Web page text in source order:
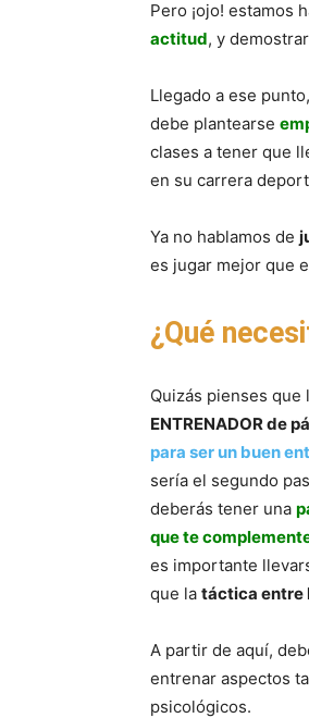
Pero ¡ojo! estamos
actitud, y
Llegado a ese
debe plantearse
clases a tener que
en su carrera
Ya no hablamos de
es jugar mejor que
¿Qué
Quizás pienses
ENTRENADOR de
para ser un buen
sería el segundo
deberás tener una
que te
es importante
que la táctica entre
A partir de aquí,
entrenar aspectos
psicológicos.